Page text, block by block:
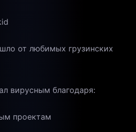
от любимых грузинских
вирусным благодаря:
проектам